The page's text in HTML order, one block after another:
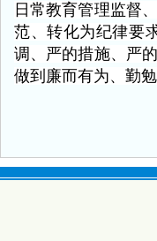
日常教育管理监督
范、转化为纪律要
调、严的措施、严
做到廉而有为、勤